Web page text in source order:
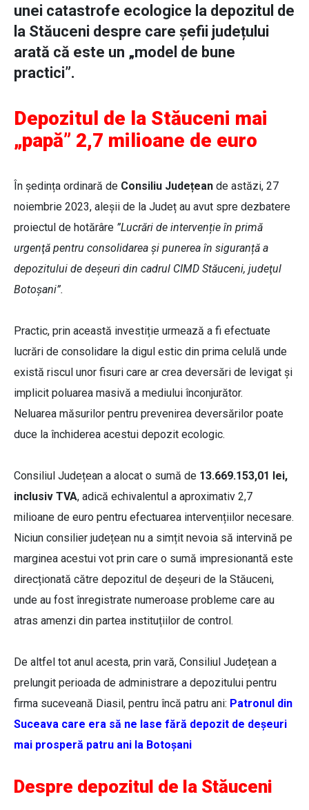
unei catastrofe ecologice la depozitul de
la Stăuceni despre care șefii județului
arată că este un „model de bune
practici”.
Depozitul de la Stăuceni mai
„papă” 2,7 milioane de euro
În ședința ordinară de Consiliu Județean de astăzi, 27
noiembrie 2023, aleșii de la Județ au avut spre dezbatere
proiectul de hotărâre ”Lucrări de intervenție în primă
urgenţă pentru consolidarea și punerea în siguranță a
depozitului de deşeuri din cadrul CIMD Stăuceni, judeţul
Botoșani”.
Practic, prin această investiție urmează a fi efectuate
lucrări de consolidare la digul estic din prima celulă unde
există riscul unor fisuri care ar crea deversări de levigat și
implicit poluarea masivă a mediului înconjurător.
Neluarea măsurilor pentru prevenirea deversărilor poate
duce la închiderea acestui depozit ecologic.
Consiliul Județean a alocat o sumă de 13.669.153,01 lei,
inclusiv TVA, adică echivalentul a aproximativ 2,7
milioane de euro pentru efectuarea intervențiilor necesare.
Niciun consilier județean nu a simțit nevoia să intervină pe
marginea acestui vot prin care o sumă impresionantă este
direcționată către depozitul de deșeuri de la Stăuceni,
unde au fost înregistrate numeroase probleme care au
atras amenzi din partea instituțiilor de control.
De altfel tot anul acesta, prin vară, Consiliul Județean a
prelungit perioada de administrare a depozitului pentru
firma suceveană Diasil, pentru încă patru ani: Patronul din
Suceava care era să ne lase fără depozit de deșeuri
mai prosperă patru ani la Botoșani
Despre depozitul de la Stăuceni